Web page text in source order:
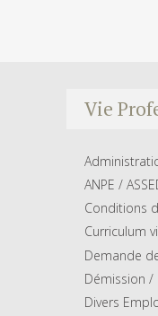
Vie
ANPE /
Conditions
Curriculum
Demande
Démission /
Divers